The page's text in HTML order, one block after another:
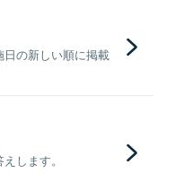
の新しい順に掲載
します。